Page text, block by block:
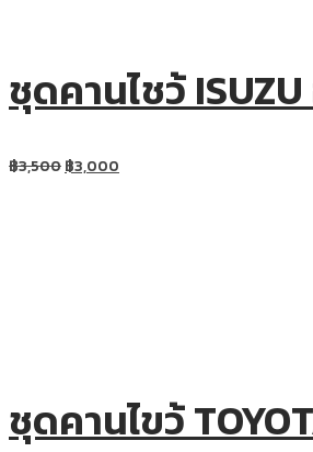
ชุดคานไชว้
฿3,500฿3,000
ชุดคานไขว้